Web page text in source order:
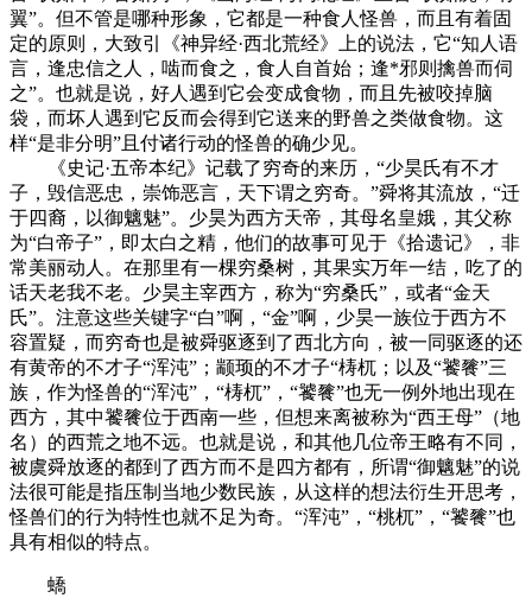
翼”。但不管是哪种形象，它都是一种食人怪兽，而且有着固
定的原则，大致引《神异经·西北荒经》上的说法，它“知人语
言，逢忠信之人，啮而食之，食人自首始；逢*邪则擒兽而伺
之”。也就是说，好人遇到它会变成食物，而且先被咬掉脑
袋，而坏人遇到它反而会得到它送来的野兽之类做食物。这
样“是非分明”且付诸行动的怪兽的确少见。
《史记·五帝本纪》记载了穷奇的来历，“少昊氏有不才
子，毁信恶忠，崇饰恶言，天下谓之穷奇。”舜将其流放，“迁
于四裔，以御魑魅”。少昊为西方天帝，其母名皇娥，其父称
为“白帝子”，即太白之精，他们的故事可见于《拾遗记》，非
常美丽动人。在那里有一棵穷桑树，其果实万年一结，吃了的
话天老我不老。少昊主宰西方，称为“穷桑氏”，或者“金天
氏”。注意这些关键字“白”啊，“金”啊，少昊一族位于西方不
容置疑，而穷奇也是被舜驱逐到了西北方向，被一同驱逐的还
有黄帝的不才子“浑沌”；颛顼的不才子“梼杌；以及“饕餮”三
族，作为怪兽的“浑沌”，“梼杌”，“饕餮”也无一例外地出现在
西方，其中饕餮位于西南一些，但想来离被称为“西王母”（地
名）的西荒之地不远。也就是说，和其他几位帝王略有不同，
被虞舜放逐的都到了西方而不是四方都有，所谓“御魑魅”的说
法很可能是指压制当地少数民族，从这样的想法衍生开思考，
怪兽们的行为特性也就不足为奇。“浑沌”，“桃杌”，“饕餮”也
具有相似的特点。
蟜